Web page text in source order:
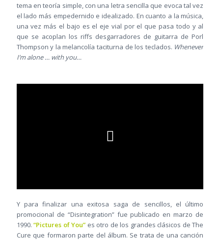
tema en teoría simple, con una letra sencilla que evoca tal vez
el lado más empedernido e idealizado. En cuanto a la música,
una vez más el bajo es el eje vial por el que pasa todo y al
que se acoplan los riffs desgarradores de guitarra de Porl
Thompson y la melancolía taciturna de los teclados. Whenever
I’m alone … with you…
Y para finalizar una exitosa saga de sencillos, el último
promocional de “Disintegration” fue publicado en marzo de
1990.“Pictures of You” es otro de los grandes clásicos de The
Cure que formaron parte del álbum. Se trata de una canción